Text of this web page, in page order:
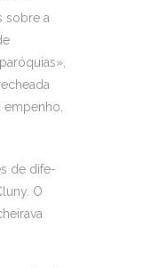
sobre a
de dife-
O